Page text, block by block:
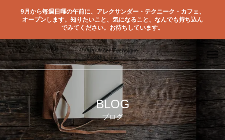
9月から毎週日曜の午前に、アレクサンダー・テクニーク・カフェ、
オープンします。知りたいこと、気になること、なんでも持ち込ん
でみてください。お待ちしています。
BLOG
ブログ